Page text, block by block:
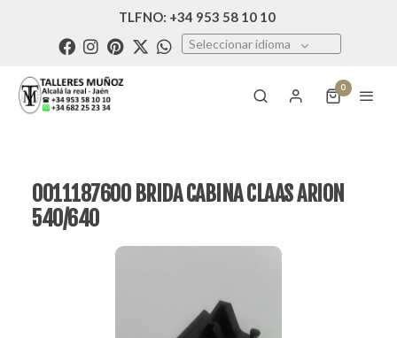
TLFNO: +34 953 58 10 10
Seleccionar idioma
0
0011187600 BRIDA CABINA CLAAS ARION
540/640